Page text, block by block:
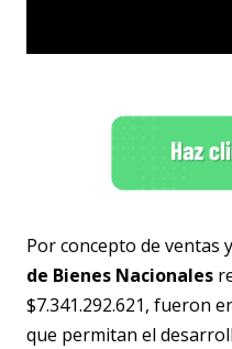
Por concepto de ventas
de Bienes Nacionales
$7.341.292.621, fueron
que permitan el